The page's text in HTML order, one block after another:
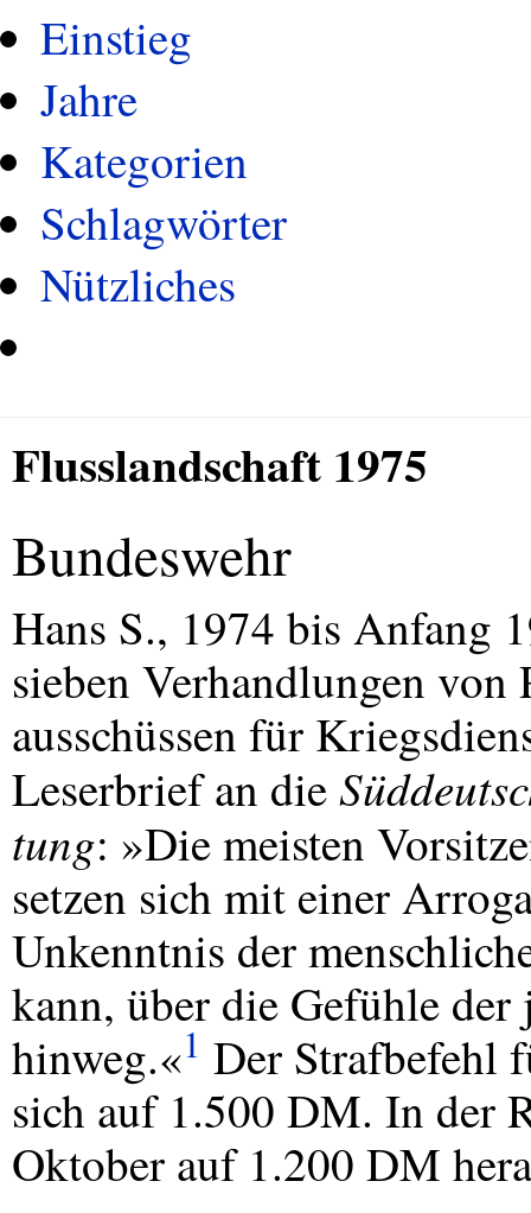
Einstieg
Jahre
Kategorien
Schlagwörter
Nützliches
Flusslandschaft 1975
Bundeswehr
Hans S., 1974 bis Anfang
sieben Verhandlungen von
ausschüssen für
Leserbrief an die
tung: »Die meisten
setzen sich mit einer
Unkenntnis der
kann, über die Gefühle
hinweg.«1 Der Strafbefehl
sich auf 1.500 DM. In der
Oktober auf 1.200 DM